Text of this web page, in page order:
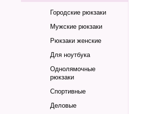
Городские рюкзаки
Мужские рюкзаки
Рюкзаки женские
Для ноутбука
Однолямочные
рюкзаки
Спортивные
Деловые